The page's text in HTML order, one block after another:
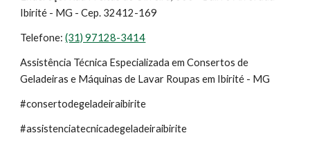
Ibirité - MG - Cep. 32412-169
Telefone:(31) 97128-3414
Assistência Técnica Especializada em Consertos de
Geladeiras e Máquinas de Lavar Roupas em Ibirité - MG
#consertodegeladeiraibirite
#assistenciatecnicadegeladeiraibirite